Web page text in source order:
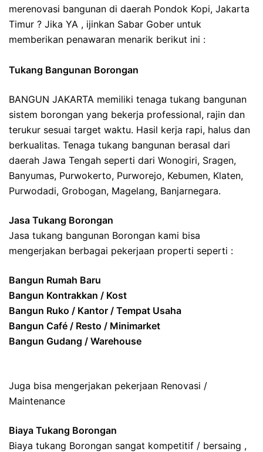
merenovasi bangunan di daerah Pondok Kopi, Jakarta
Timur ? Jika YA , ijinkan Sabar Gober untuk
memberikan penawaran menarik berikut ini :
Tukang Bangunan Borongan
BANGUN JAKARTA memiliki tenaga tukang bangunan
sistem borongan yang bekerja professional, rajin dan
terukur sesuai target waktu. Hasil kerja rapi, halus dan
berkualitas. Tenaga tukang bangunan berasal dari
daerah Jawa Tengah seperti dari Wonogiri, Sragen,
Banyumas, Purwokerto, Purworejo, Kebumen, Klaten,
Purwodadi, Grobogan, Magelang, Banjarnegara.
Jasa Tukang Borongan
Jasa tukang bangunan Borongan kami bisa
mengerjakan berbagai pekerjaan properti seperti :
Bangun Rumah Baru
Bangun Kontrakkan / Kost
Bangun Ruko / Kantor / Tempat Usaha
Bangun Café / Resto / Minimarket
Bangun Gudang / Warehouse
Juga bisa mengerjakan pekerjaan Renovasi /
Maintenance
Biaya Tukang Borongan
Biaya tukang Borongan sangat kompetitif / bersaing ,